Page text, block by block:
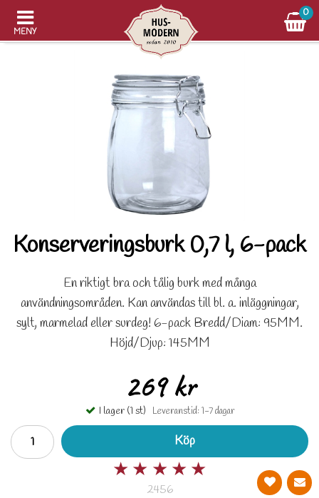
MENY
0
Konserveringsburk 0,7 l, 6-pack
En riktigt bra och tålig burk med många
användningsområden. Kan användas till bl. a. inläggningar,
sylt, marmelad eller surdeg! 6-pack Bredd/Diam: 95MM.
Höjd/Djup: 145MM
269 kr
I lager (1 st) Leveranstid: 1-7 dagar
Köp
★ ★ ★ ★ ★
2456